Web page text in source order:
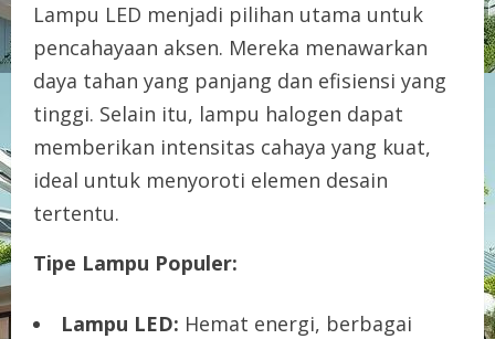
Lampu LED menjadi pilihan utama untuk
pencahayaan aksen. Mereka menawarkan
daya tahan yang panjang dan efisiensi yang
tinggi. Selain itu, lampu halogen dapat
memberikan intensitas cahaya yang kuat,
ideal untuk menyoroti elemen desain
tertentu.
Tipe Lampu Populer:
Lampu LED: Hemat energi, berbagai